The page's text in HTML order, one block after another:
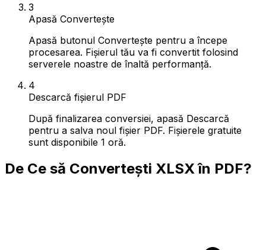
3
Apasă Convertește
Apasă butonul Convertește pentru a începe
procesarea. Fișierul tău va fi convertit folosind
serverele noastre de înaltă performanță.
4
Descarcă fișierul PDF
După finalizarea conversiei, apasă Descarcă
pentru a salva noul fișier PDF. Fișierele gratuite
sunt disponibile 1 oră.
De Ce să Convertești XLSX în PDF?